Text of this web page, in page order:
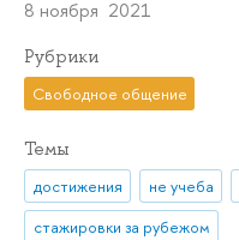
8 ноября 2021
Рубрики
Свободное общение
Темы
достижения не учеба
стажировки за рубежом